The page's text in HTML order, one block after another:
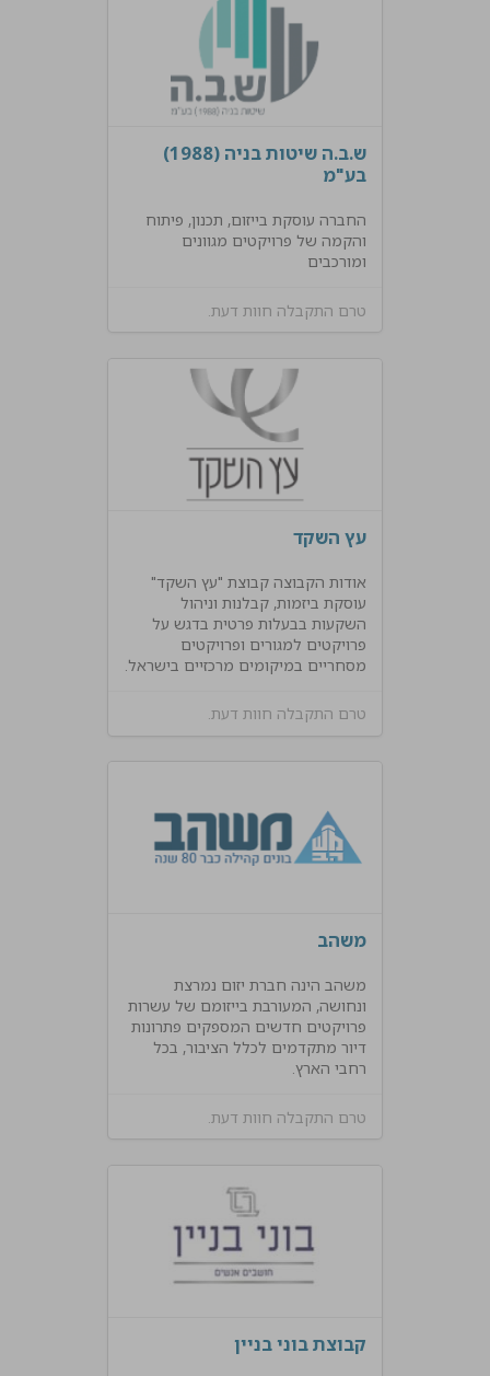
ש.ב.ה שיטות בניה (1988)
בע"מ
החברה עוסקת בייזום, תכנון, פיתוח
והקמה של פרויקטים מגוונים
ומורכבים
טרם התקבלה חוות דעת.
עץ השקד
אודות הקבוצה קבוצת "עץ השקד"
עוסקת ביזמות, קבלנות וניהול
השקעות בבעלות פרטית בדגש על
פרויקטים למגורים ופרויקטים
מסחריים במיקומים מרכזיים בישראל.
טרם התקבלה חוות דעת.
משהב
משהב הינה חברת יזום נמרצת
ונחושה, המעורבת בייזומם של עשרות
פרויקטים חדשים המספקים פתרונות
דיור מתקדמים לכלל הציבור, בכל
רחבי הארץ.
טרם התקבלה חוות דעת.
קבוצת בוני בניין